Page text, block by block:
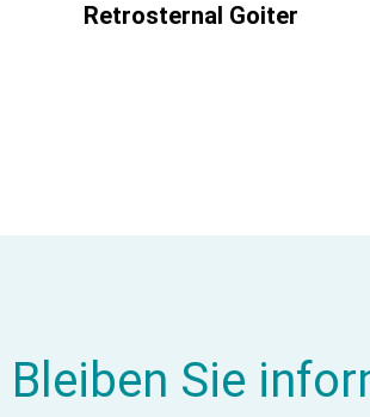
Retrosternal Goiter
Bleiben Sie